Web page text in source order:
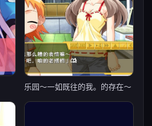
乐园～一如既往的我。的存在～